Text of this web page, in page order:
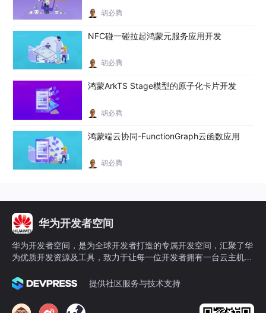
胡必腾
NFC碰一碰拉起鸿蒙元服务应用开发
胡必腾
鸿蒙ArkTS Stage模型的原子化卡片开发
胡必腾
鸿蒙端云协同-FunctionGraph云函数应用
胡必腾
华为开发者空间
华为开发者空间，是为全球开发者打造的专属开发空间，汇聚了华
为优质开发资源及工具，致力于让每一位开发者拥有一台云主机，
提供社区服务与技术支持